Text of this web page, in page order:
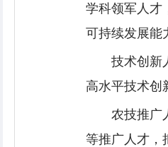
学科领军人才
可持续发展能
技术创新
高水平技术创
农技推广
等推广人才，